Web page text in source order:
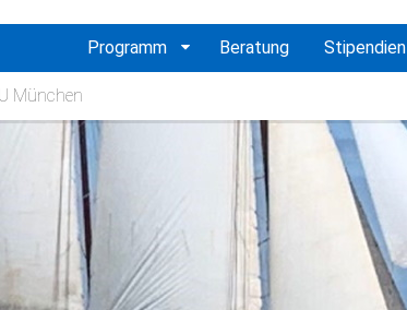
München
Programm Beratung Stipendien